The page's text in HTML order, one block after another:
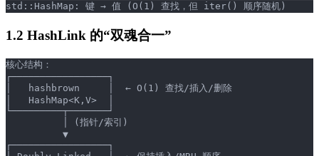
std::HashMap: 键 → 值 (O(1) 查找，但 iter() 顺序随机)
1.2 HashLink 的“双魂合一”
核心结构：
┌─────────────────┐
│   hashbrown     │  ← O(1) 查找/插入/删除
│   HashMap<K,V>  │
└─────────┬───────┘
          │ (指针/索引)
          ▼
┌─────────────────┐